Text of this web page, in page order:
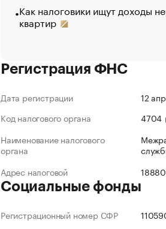
Как налоговики ищут доходы
квартир
Регистрация ФНС
Дата регистрации
12
Код налогового органа
4704
Наименование налогового
органа
Адрес налоговой
Социальные фонды
Регистрационный номер СФР